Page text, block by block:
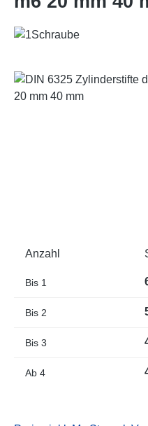
Bildergalerie überspringen
Anzahl
Bis 1
Bis 2
Bis 3
Ab 4